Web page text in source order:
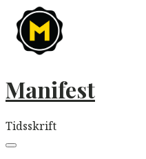
Skip
content
Manifest
Tidsskrift
navigation
Menu